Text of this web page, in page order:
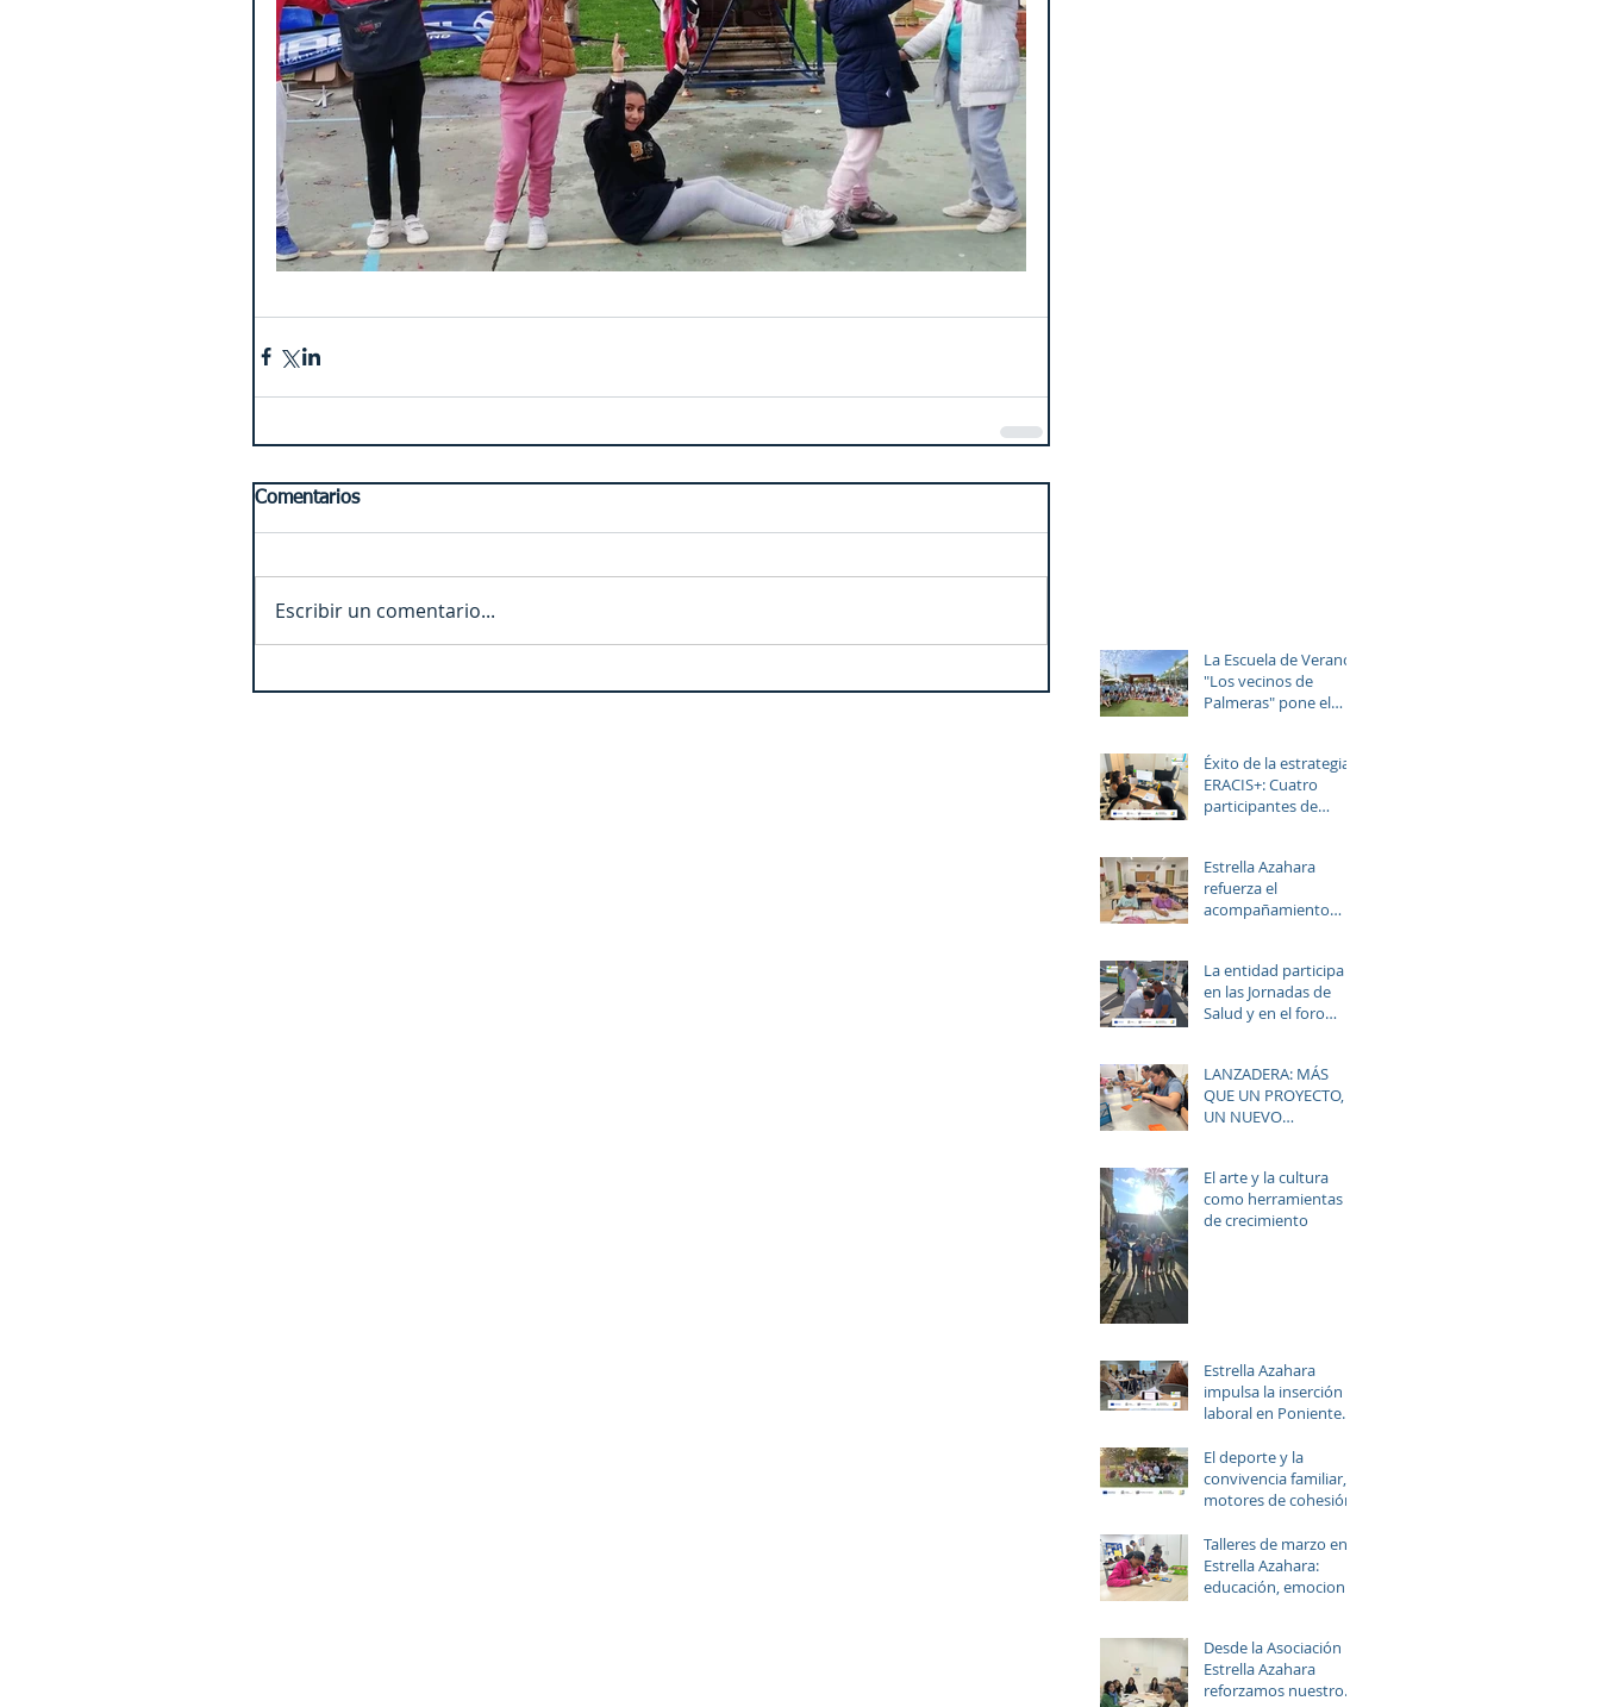
Comentarios
Escribir un comentario...
La Escuela de Verano
"Los vecinos de
Palmeras" pone el
convivencia y
diversión.
Éxito de la estrategia
ERACIS+: Cuatro
participantes de
el sector
sociosanitario
Estrella Azahara
refuerza el
acompañamiento
institutos y colegios
de la zona.
La entidad participa
en las Jornadas de
Salud y en el foro
estrategia ERACIS+
para mejorar la
empleabilidad y el
LANZADERA: MÁS
QUE UN PROYECTO,
UN NUEVO
PALMERAS
El arte y la cultura
como herramientas
de crecimiento
Estrella Azahara
impulsa la inserción
laboral en Poniente
proyecto ERACIS+
El deporte y la
convivencia familiar,
motores de cohesión.
Talleres de marzo en
Estrella Azahara:
educación, emociones
Desde la Asociación
Estrella Azahara
reforzamos nuestro